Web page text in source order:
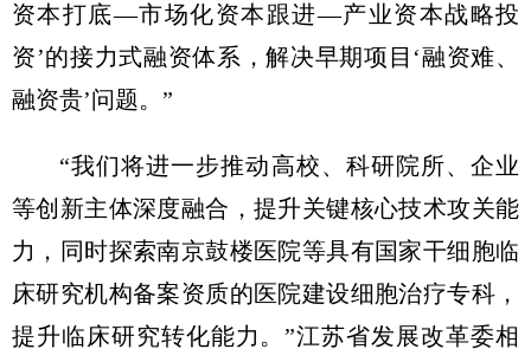
资本打底—市场化资本跟进—产业资本战略投
资’的接力式融资体系，解决早期项目‘融资难、
融资贵’问题。”
“我们将进一步推动高校、科研院所、企业
等创新主体深度融合，提升关键核心技术攻关能
力，同时探索南京鼓楼医院等具有国家干细胞临
床研究机构备案资质的医院建设细胞治疗专科，
提升临床研究转化能力。”江苏省发展改革委相